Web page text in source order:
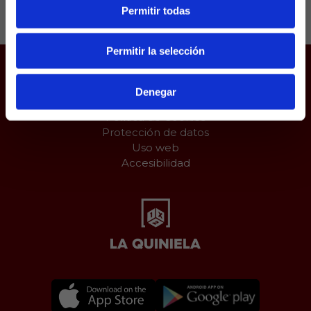
Permitir todas
Permitir la selección
Denegar
Juego responsable
Aviso Legal
Protección de datos
Uso web
Accesibilidad